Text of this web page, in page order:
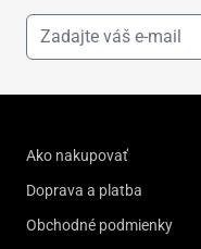
Ako nakupovať
Doprava a platba
Obchodné podmienky